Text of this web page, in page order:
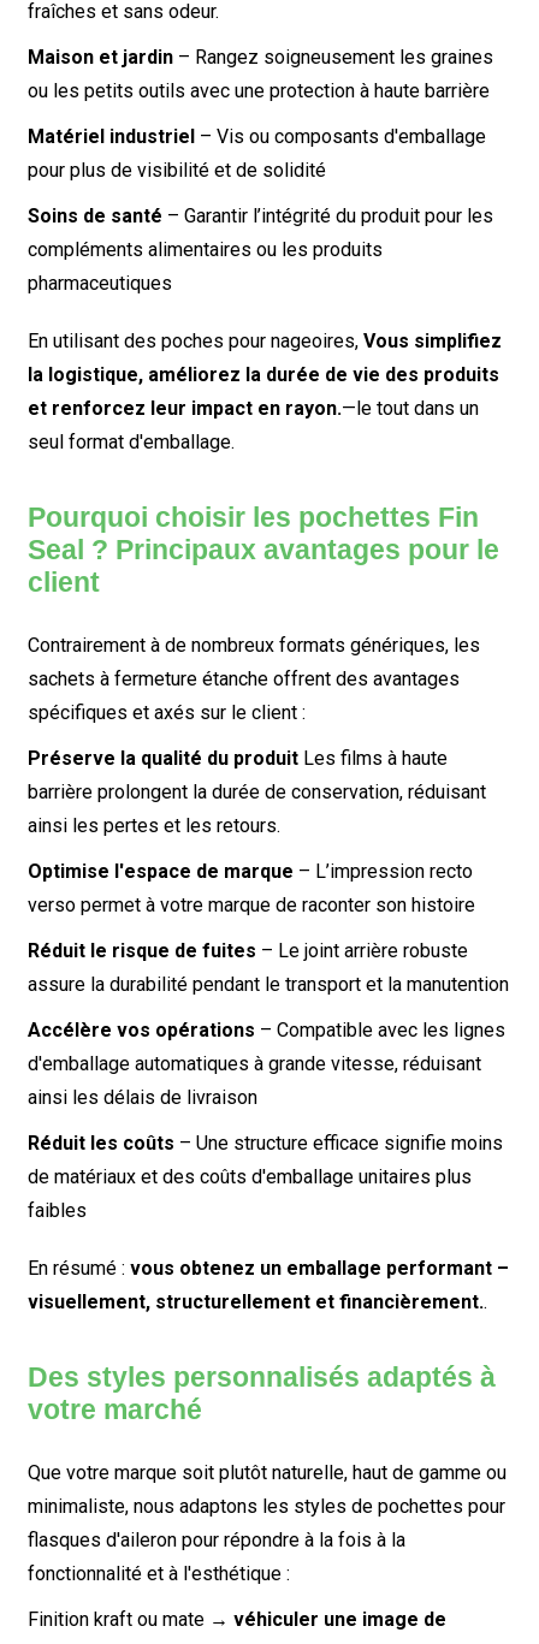
fraîches et sans odeur.
Maison et jardin– Rangez soigneusement les graines
ou les petits outils avec une protection à haute barrière
Matériel industriel– Vis ou composants d'emballage
pour plus de visibilité et de solidité
Soins de santé – Garantir l’intégrité du produit pour les
compléments alimentaires ou les produits
pharmaceutiques
En utilisant des poches pour nageoires, Vous simplifiez
la logistique, améliorez la durée de vie des produits
et renforcez leur impact en rayon.—le tout dans un
seul format d'emballage.
Pourquoi choisir les pochettes Fin
Seal ? Principaux avantages pour le
client
Contrairement à de nombreux formats génériques, les
sachets à fermeture étanche offrent des avantages
spécifiques et axés sur le client :
Préserve la qualité du produitLes films à haute
barrière prolongent la durée de conservation, réduisant
ainsi les pertes et les retours.
Optimise l'espace de marque – L’impression recto
verso permet à votre marque de raconter son histoire
Réduit le risque de fuites – Le joint arrière robuste
assure la durabilité pendant le transport et la manutention
Accélère vos opérations – Compatible avec les lignes
d'emballage automatiques à grande vitesse, réduisant
ainsi les délais de livraison
Réduit les coûts – Une structure efficace signifie moins
de matériaux et des coûts d'emballage unitaires plus
faibles
En résumé : vous obtenez un emballage performant –
visuellement, structurellement et financièrement..
Des styles personnalisés adaptés à
votre marché
Que votre marque soit plutôt naturelle, haut de gamme ou
minimaliste, nous adaptons les styles de pochettes pour
flasques d'aileron pour répondre à la fois à la
fonctionnalité et à l'esthétique :
Finition kraft ou mate → véhiculer une image de